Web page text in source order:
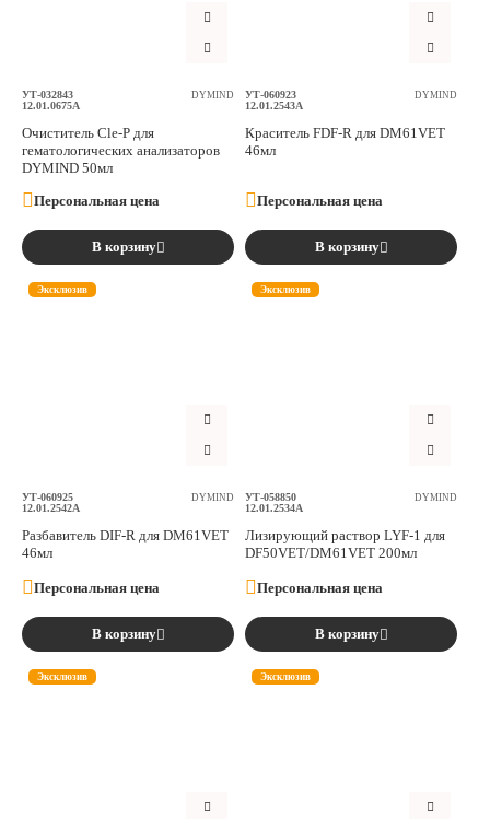
УТ-032843
12.01.0675A
DYMIND
Очиститель Cle-P для
гематологических анализаторов
DYMIND 50мл
Персональная цена
В корзину
УТ-060923
12.01.2543A
DYMIND
Краситель FDF-R для DM61VET
46мл
Персональная цена
В корзину
Эксклюзив
УТ-060925
12.01.2542A
DYMIND
Разбавитель DIF-R для DM61VET
46мл
Персональная цена
В корзину
Эксклюзив
УТ-058850
12.01.2534A
DYMIND
Лизирующий раствор LYF-1 для
DF50VET/DM61VET 200мл
Персональная цена
В корзину
Эксклюзив Эксклюзив